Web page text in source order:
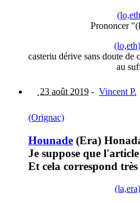
Prononcer
casteriu dérive sans doute de
au
23 août 2019 - Vincent P.
(Orignac)
Hounade (Era)
Je suppose que
Et cela correspond